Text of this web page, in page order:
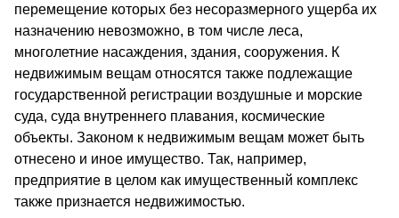
перемещение которых без несоразмерного ущерба их
назначению невозможно, в том числе леса,
многолетние насаждения, здания, сооружения. К
недвижимым вещам относятся также подлежащие
государственной регистрации воздушные и морские
суда, суда внутреннего плавания, космические
объекты. Законом к недвижимым вещам может быть
отнесено и иное имущество. Так, например,
предприятие в целом как имущественный комплекс
также признается недвижимостью.